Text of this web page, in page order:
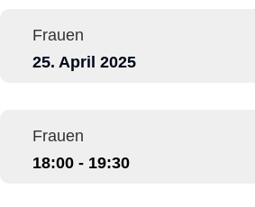
Frauen
25. April 2025
Frauen
18:00 - 19:30